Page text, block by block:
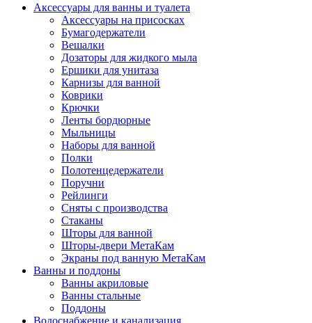
Аксессуары для ванны и туалета
Аксессуары на присосках
Бумагодержатели
Вешалки
Дозаторы для жидкого мыла
Ершики для унитаза
Карнизы для ванной
Коврики
Крючки
Ленты бордюрные
Мыльницы
Наборы для ванной
Полки
Полотенцедержатели
Поручни
Рейлинги
Сняты с производства
Стаканы
Шторы для ванной
Шторы-двери МетаКам
Экраны под ванную МетаКам
Ванны и поддоны
Ванны акриловые
Ванны стальные
Поддоны
Водоснабжение и канализация